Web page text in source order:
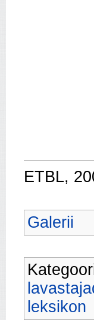
ETBL,
Galerii
leksikon